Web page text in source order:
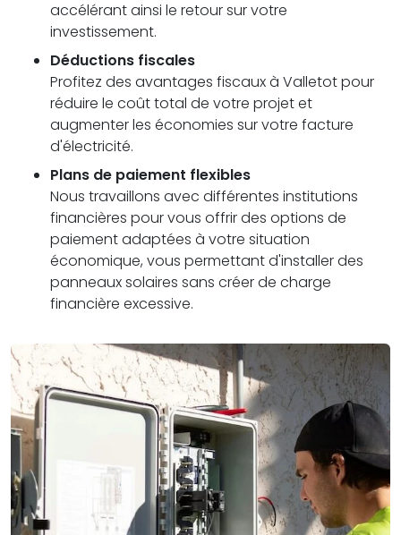
accélérant ainsi le retour sur votre
investissement.
Déductions fiscales
Profitez des avantages fiscaux à Valletot pour
réduire le coût total de votre projet et
augmenter les économies sur votre facture
d'électricité.
Plans de paiement flexibles
Nous travaillons avec différentes institutions
financières pour vous offrir des options de
paiement adaptées à votre situation
économique, vous permettant d'installer des
panneaux solaires sans créer de charge
financière excessive.